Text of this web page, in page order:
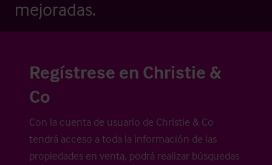
mejoradas.
Regístrese en Christie &
Co
Con la cuenta de usuario de Christie & Co
tendrá acceso a toda la información de las
propiedades en venta, podrá realizar búsquedas